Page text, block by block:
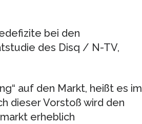
bei den
des Disq / N-TV,
auf den Markt, heißt es im
dieser Vorstoß wird den
erheblich